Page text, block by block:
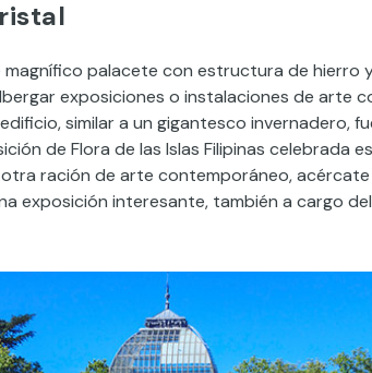
palacete con estructura de hierro
exposiciones o instalaciones de arte
edificio, similar a un gigantesco invernadero,
de Flora de las Islas Filipinas celebrada
ración de arte contemporáneo,
exposición interesante, también a cargo del